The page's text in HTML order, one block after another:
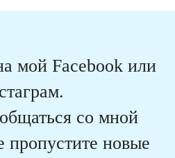
мой Facebook или
со мной
новые